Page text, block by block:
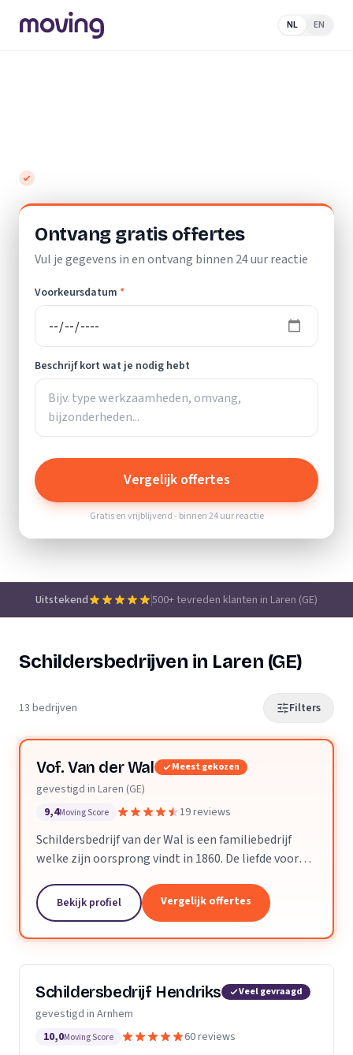
NL EN
Ontvang gratis offertes
Vul je gegevens in en ontvang binnen 24 uur reactie
Voorkeursdatum *
Beschrijf kort wat je nodig hebt
Vergelijk offertes
Gratis en vrijblijvend - binnen 24 uur reactie
Uitstekend 500+ tevreden klanten in Laren (GE)
Schildersbedrijven in Laren (GE)
13 bedrijven Filters
Vof. Van der Wal Meest gekozen
gevestigd in Laren (GE)
9,4Moving Score 19 reviews
Schildersbedrijf van der Wal is een familiebedrijf
welke zijn oorsprong vindt in 1860. De liefde voor
Inmiddels is de 5de generatie Van der Wal aan het...
Bekijk profiel Vergelijk offertes
Schildersbedrijf Hendriks Veel gevraagd
gevestigd in Arnhem
10,0Moving Score 60 reviews